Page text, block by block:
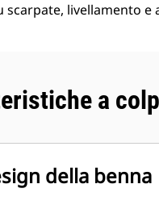
scarpate, livellamento
a
della benna